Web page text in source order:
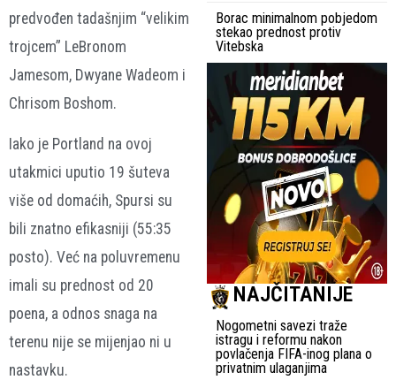
predvođen tadašnjim “velikim
trojcem” LeBronom
Jamesom, Dwyane Wadeom i
Chrisom Boshom.
Iako je Portland na ovoj
utakmici uputio 19 šuteva
više od domaćih, Spursi su
bili znatno efikasniji (55:35
posto). Već na poluvremenu
imali su prednost od 20
poena, a odnos snaga na
terenu nije se mijenjao ni u
nastavku.
Borac minimalnom pobjedom
stekao prednost protiv
Vitebska
NAJČITANIJE
Nogometni savezi traže
istragu i reformu nakon
povlačenja FIFA-inog plana o
privatnim ulaganjima